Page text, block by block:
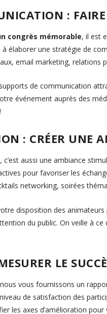
:
congrès mémorable, il est
élaborer une stratégie de
email marketing, relations
de communication
événement auprès des
: CRÉER UNE
, c’est aussi une ambiance
pour favoriser les
networking, soirées
disposition des
du public. On veille à
LE
vous fournissons un
de satisfaction des
les axes d’amélioration